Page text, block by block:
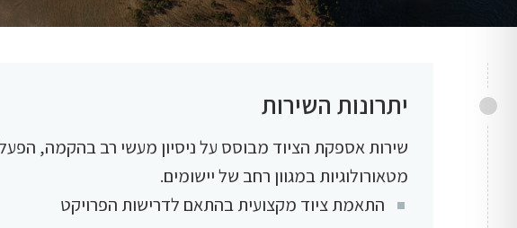
יתרונות השירות
שירות אספקת הציוד מבוסס על ניסיון מעשי רב בהקמה,
מטאורולוגיות במגוון רחב של יישומים.
התאמת ציוד מקצועית בהתאם לדרישות הפרויקט